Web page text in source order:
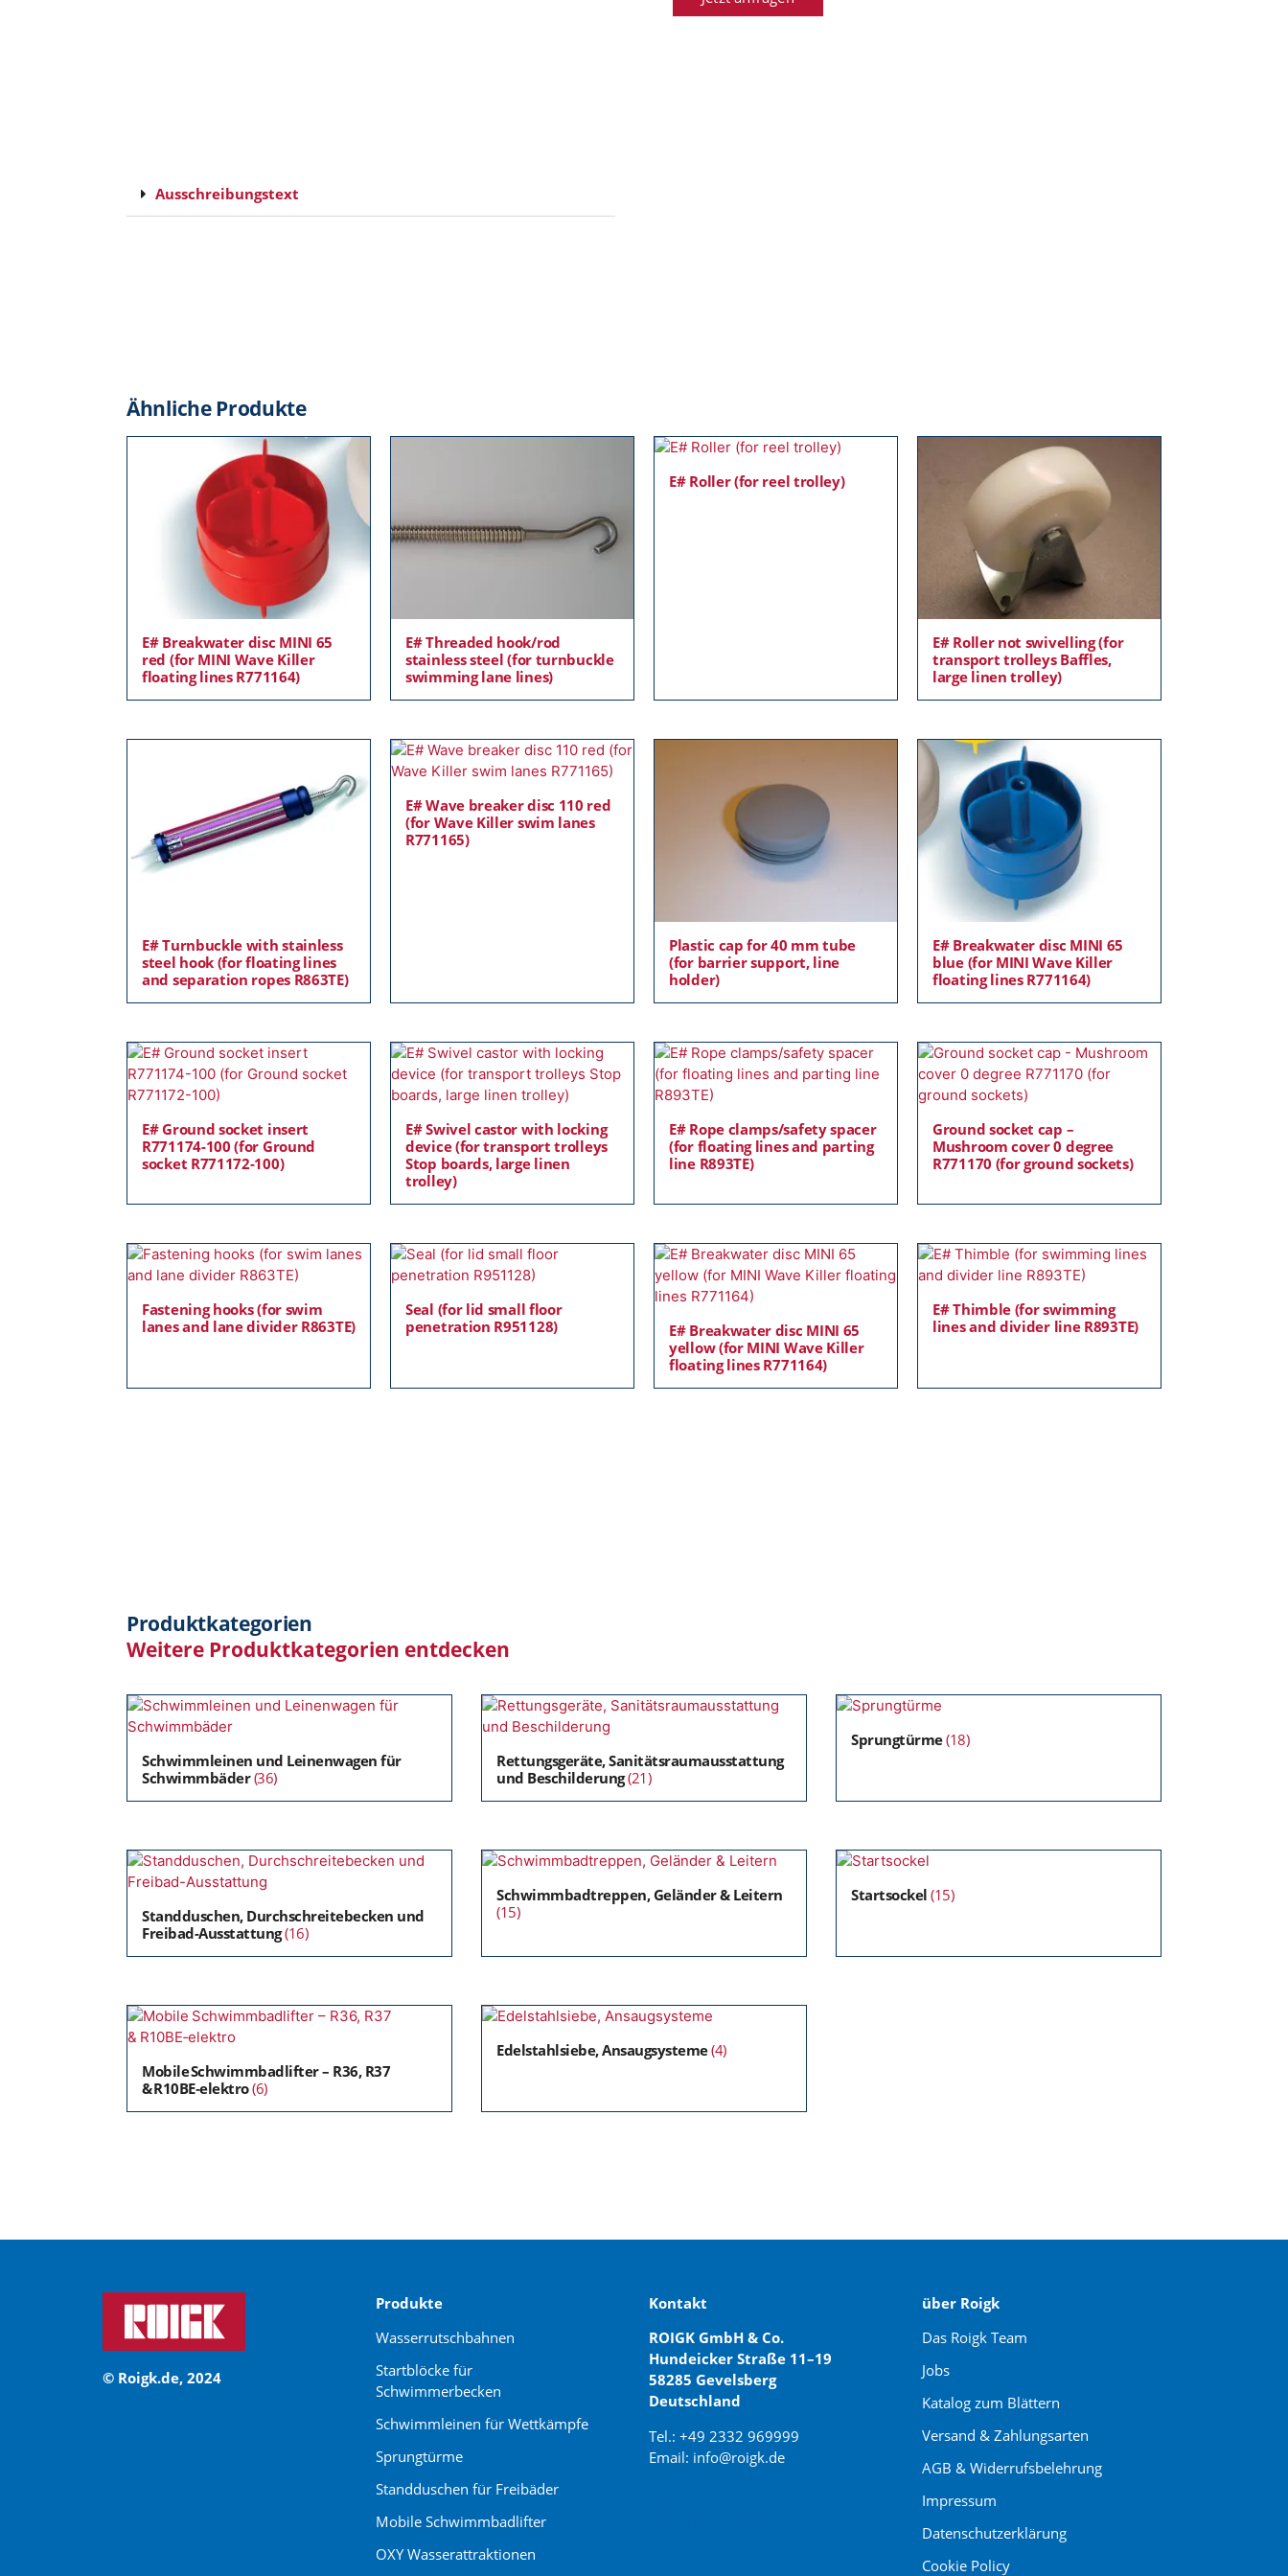
Ausschreibungstext
Ähnliche Produkte
E# Breakwater disc MINI 65
red (for MINI Wave Killer
floating lines R771164)
E# Threaded hook/rod
stainless steel (for turnbuckle
swimming lane lines)
E# Roller (for reel trolley)
E# Roller not swivelling (for
transport trolleys Baffles,
large linen trolley)
E# Turnbuckle with stainless
steel hook (for floating lines
and separation ropes R863TE)
E# Wave breaker disc 110 red
(for Wave Killer swim lanes
R771165)
Plastic cap for 40 mm tube
(for barrier support, line
holder)
E# Breakwater disc MINI 65
blue (for MINI Wave Killer
floating lines R771164)
E# Ground socket insert
R771174-100 (for Ground
socket R771172-100)
E# Swivel castor with locking
device (for transport trolleys
Stop boards, large linen
trolley)
E# Rope clamps/safety spacer
(for floating lines and parting
line R893TE)
Ground socket cap –
Mushroom cover 0 degree
R771170 (for ground sockets)
Fastening hooks (for swim
lanes and lane divider R863TE)
Seal (for lid small floor
penetration R951128)
E# Breakwater disc MINI 65
yellow (for MINI Wave Killer
floating lines R771164)
E# Thimble (for swimming
lines and divider line R893TE)
Produktkategorien
Weitere Produktkategorien entdecken
Schwimmleinen und Leinenwagen für
Schwimmbäder(36)
Rettungsgeräte, Sanitätsraumausstattung
und Beschilderung(21)
Sprungtürme(18)
Standduschen, Durchschreitebecken und
Freibad-Ausstattung(16)
Schwimmbadtreppen, Geländer & Leitern
(15)
Startsockel (15)
Mobile Schwimmbadlifter – R36, R37
& R10BE‑elektro(6)
Edelstahlsiebe, Ansaugsysteme(4)
© Roigk.de, 2024
Produkte
Wasserrutschbahnen
Startblöcke für
Schwimmerbecken
Schwimmleinen für Wettkämpfe
Sprungtürme
Standduschen für Freibäder
Mobile Schwimmbadlifter
OXY Wasserattraktionen
Kontakt
ROIGK GmbH & Co.
Hundeicker Straße 11–19
58285 Gevelsberg
Deutschland
Tel.: +49 2332 969999
Email: info@roigk.de
über Roigk
Das Roigk Team
Jobs
Katalog zum Blättern
Versand & Zahlungsarten
AGB & Widerrufsbelehrung
Impressum
Datenschutzerklärung
Cookie Policy